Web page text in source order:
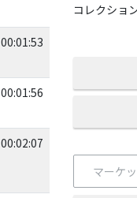
00:01:53
00:01:56
00:02:07
コレクショ
マーケ